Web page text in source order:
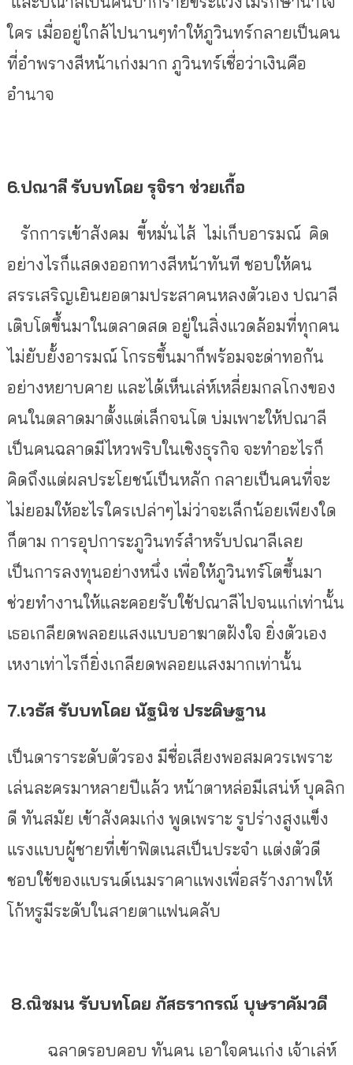
ใคร เมื่ออยู่ใกล้ไปนานๆทำให้ภูวินทร์กลายเป็นคน
ที่อำพรางสีหน้าเก่งมาก ภูวินทร์เชื่อว่าเงินคือ
อำนาจ
6.ปณาลีรับบทโดย รุจิรา ช่วยเกื้อ
รักการเข้าสังคม ขี้หมั่นไส้ ไม่เก็บอารมณ์ คิด
อย่างไรก็แสดงออกทางสีหน้าทันที ชอบให้คน
สรรเสริญเยินยอตามประสาคนหลงตัวเอง ปณาลี
เติบโตขึ้นมาในตลาดสด อยู่ในสิ่งแวดล้อมที่ทุกคน
ไม่ยับยั้งอารมณ์ โกรธขึ้นมาก็พร้อมจะด่าทอกัน
อย่างหยาบคาย และได้เห็นเล่ห์เหลี่ยมกลโกงของ
คนในตลาดมาตั้งแต่เล็กจนโต บ่มเพาะให้ปณาลี
เป็นคนฉลาดมีไหวพริบในเชิงธุรกิจ จะทำอะไรก็
คิดถึงแต่ผลประโยชน์เป็นหลัก กลายเป็นคนที่จะ
ไม่ยอมให้อะไรใครเปล่าๆไม่ว่าจะเล็กน้อยเพียงใด
ก็ตาม การอุปการะภูวินทร์สำหรับปณาลีเลย
เป็นการลงทุนอย่างหนึ่ง เพื่อให้ภูวินทร์โตขึ้นมา
ช่วยทำงานให้และคอยรับใช้ปณาลีไปจนแก่เท่านั้น
เธอเกลียดพลอยแสงแบบอาฆาตฝังใจ ยิ่งตัวเอง
เหงาเท่าไรก็ยิ่งเกลียดพลอยแสงมากเท่านั้น
7.เวธัสรับบทโดย นัฐนิช ประดิษฐาน
เป็นดาราระดับตัวรอง มีชื่อเสียงพอสมควรเพราะ
เล่นละครมาหลายปีแล้ว หน้าตาหล่อมีเสน่ห์ บุคลิก
ดี ทันสมัย เข้าสังคมเก่ง พูดเพราะ รูปร่างสูงแข็ง
แรงแบบผู้ชายที่เข้าฟิตเนสเป็นประจำ แต่งตัวดี
ชอบใช้ของแบรนด์เนมราคาแพงเพื่อสร้างภาพให้
โก้หรูมีระดับในสายตาแฟนคลับ
8.ณิชมน รับบทโดย ภัสธรากรณ์ บุษราคัมวดี
ฉลาดรอบคอบ ทันคน เอาใจคนเก่ง เจ้าเล่ห์